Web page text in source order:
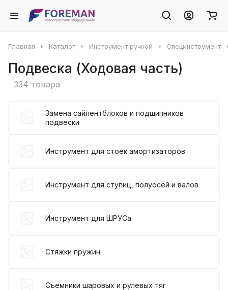
Главная Каталог Инструмент ручной Специнструмент
Подвеска (Ходовая часть)
334 товара
Замена сайлентблоков и подшипников
подвески
Инструмент для стоек амортизаторов
Инструмент для ступиц, полуосей и валов
Инструмент для ШРУСа
Стяжки пружин
Съемники шаровых и рулевых тяг